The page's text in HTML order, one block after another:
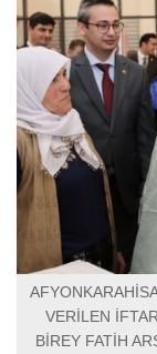
VERİLEN
BİREY FATİH